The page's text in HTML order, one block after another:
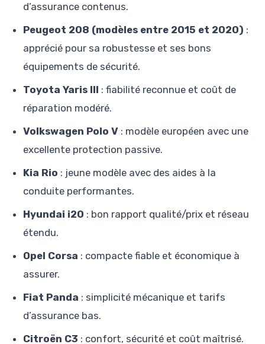
d’assurance contenus.
Peugeot 208 (modèles entre 2015 et 2020) :
apprécié pour sa robustesse et ses bons
équipements de sécurité.
Toyota Yaris III : fiabilité reconnue et coût de
réparation modéré.
Volkswagen Polo V : modèle européen avec une
excellente protection passive.
Kia Rio : jeune modèle avec des aides à la
conduite performantes.
Hyundai i20 : bon rapport qualité/prix et réseau
étendu.
Opel Corsa : compacte fiable et économique à
assurer.
Fiat Panda : simplicité mécanique et tarifs
d’assurance bas.
Citroën C3 : confort, sécurité et coût maîtrisé.